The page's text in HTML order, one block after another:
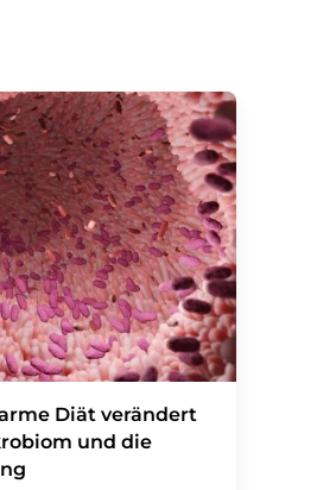
Diät verändert
und die